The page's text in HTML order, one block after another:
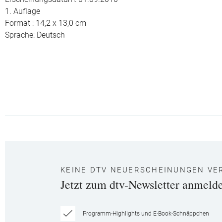
1. Auflage
Format : 14,2 x 13,0 cm
Sprache: Deutsch
KEINE DTV NEUERSCHEINUNGEN
Jetzt zum dtv-Newsletter
Programm-Highlights und E-Book-Schnäppchen